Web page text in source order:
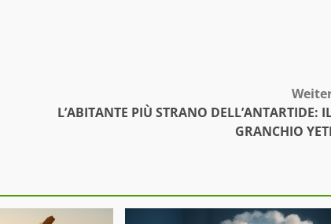
L’ABITANTE PIÙ STRANO DELL’ANTARTIDE:
GRANCHIO